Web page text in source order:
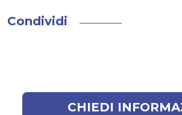
Condividi
CHIEDI